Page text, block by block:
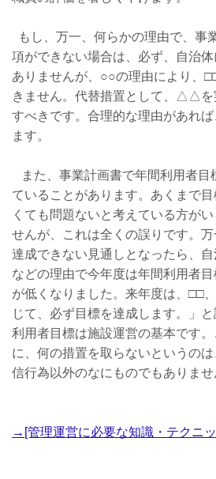
もし、万一、何らかの理由で、事
項ができない場合は、必ず、自治
ありませんが、○○の理由により、
きません。代替措置として、△△を
すべきです。合理的な理由があれ
ます。
また、事業計画書で年間利用者目
ていることがあります。あくまで
くても問題ないと考えている方が
せんが、これは全くの誤りです。
達成できない見通しとなったら、
などの理由で今年度は年間利用者
が低くなりました。来年度は、□□
じて、必ず目標を達成します。」
利用者目標は施設運営の基本です
に、何の措置を取らないというの
信行為以外のなにものでもありませ
→[管理運営に必要な知識・テクニ